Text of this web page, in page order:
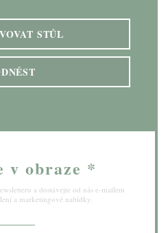
STŮL
v obraze *
a dostávejte od nás e-mailem
a marketingové nabídky.